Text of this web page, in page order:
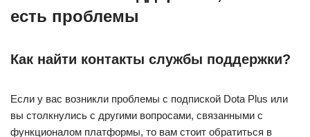
есть проблемы
Как найти контакты службы поддержки?
Если у вас возникли проблемы с подпиской Dota Plus или
вы столкнулись с другими вопросами, связанными с
функционалом платформы, то вам стоит обратиться в